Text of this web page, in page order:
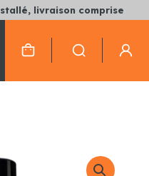
livraison comprise